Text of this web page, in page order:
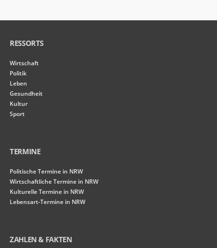
RESSORTS
Wirtschaft
Politik
Leben
Gesundheit
Kultur
Sport
TERMINE
Politische Termine in NRW
Wirtschaftliche Termine in NRW
Kulturelle Termine in NRW
Lebensart-Termine in NRW
ZAHLEN & FAKTEN